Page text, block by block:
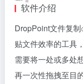
软件介绍
DropPoint文件复制
贴文件效率的工具
需要将一处或多处
再一次性拖拽至目